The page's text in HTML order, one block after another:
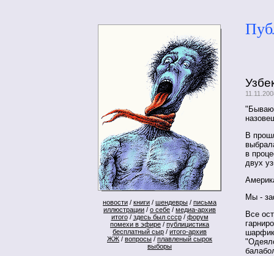
новости / книги / шендевры / письма
иллюстрации / о себе / медиа-архив
итого/ здесь был ссср/ форум
помехи в эфире / публицистика
бесплатный сыр / итого-архив
ЖЖ / вопросы / плавленый сырок
выборы
В
в
двух
Мы -
Все